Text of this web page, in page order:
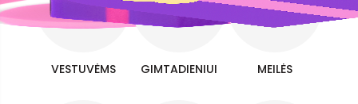
VESTUVĖMS GIMTADIENIUI MEILĖS